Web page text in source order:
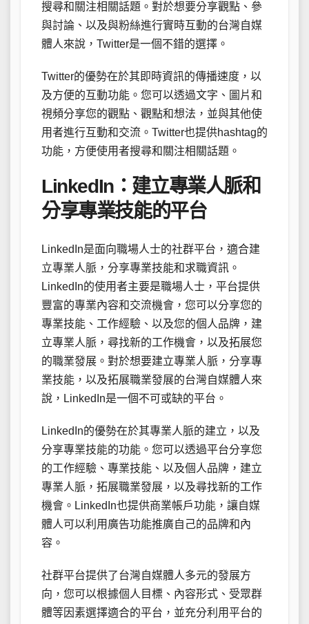
搜尋和關注相關話題。對於想要分享觀點、參
與討論、以及與粉絲進行實時互動的台灣自媒
體人來說，Twitter是一個不錯的選擇。
Twitter的優勢在於其即時資訊的傳播速度，以
及方便的互動功能。您可以透過文字、圖片和
視頻分享您的觀點、觀點和想法，並與其他使
用者進行互動和交流。Twitter也提供hashtag的
功能，方便使用者搜尋和關注相關話題。
LinkedIn：建立專業人脈和
分享專業技能的平台
LinkedIn是面向職場人士的社群平台，適合建
立專業人脈，分享專業技能和求職資訊。
LinkedIn的使用者主要是職場人士，平台提供
豐富的專業內容和交流機會，您可以分享您的
專業技能、工作經驗、以及您的個人品牌，建
立專業人脈，尋找新的工作機會，以及拓展您
的職業發展。對於想要建立專業人脈，分享專
業技能，以及拓展職業發展的台灣自媒體人來
說，LinkedIn是一個不可或缺的平台。
LinkedIn的優勢在於其專業人脈的建立，以及
分享專業技能的功能。您可以透過平台分享您
的工作經驗、專業技能、以及個人品牌，建立
專業人脈，拓展職業發展，以及尋找新的工作
機會。LinkedIn也提供商業帳戶功能，讓自媒
體人可以利用廣告功能推廣自己的品牌和內
容。
社群平台提供了台灣自媒體人多元的發展方
向，您可以根據個人目標、內容形式、受眾群
體等因素選擇適合的平台，並充分利用平台的